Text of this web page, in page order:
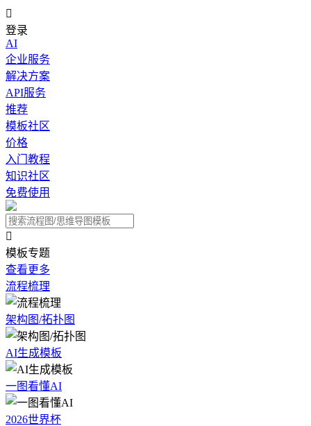

登录
AI
企业服务
解决方案
API服务
推荐
模板社区
价格
入门教程
知识社区
免费使用

模板专题
查看更多
流程梳理
架构图/拓扑图
AI生成模板
一图看懂AI
2026世界杯